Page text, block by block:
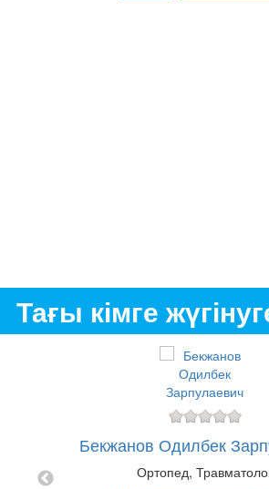
Тағы кімге
Бекжанов Одилбек
Ортопед,